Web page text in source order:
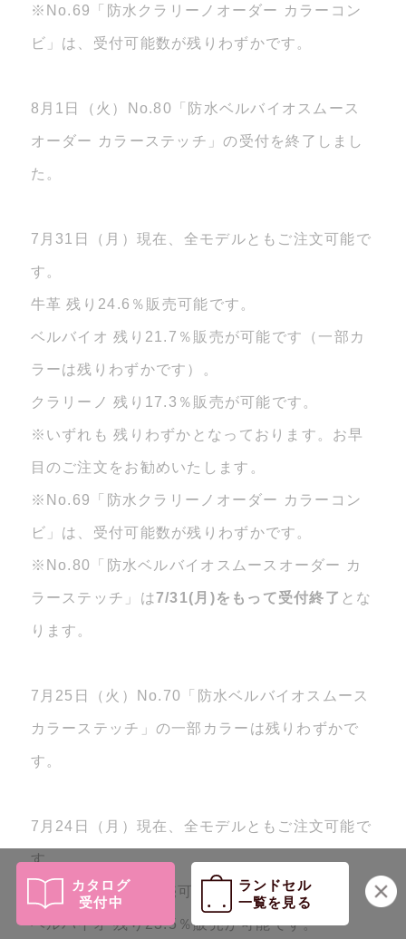
※No.69「防水クラリーノオーダー カラーコン
ビ」は、受付可能数が残りわずかです。
8月1日（火）No.80「防水ベルバイオスムース
オーダー カラーステッチ」の受付を終了しまし
た。
7月31日（月）現在、全モデルともご注文可能で
す。
牛革 残り24.6％販売可能です。
ベルバイオ 残り21.7％販売が可能です（一部カ
ラーは残りわずかです）。
クラリーノ 残り17.3％販売が可能です。
※いずれも 残りわずかとなっております。お早
目のご注文をお勧めいたします。
※No.69「防水クラリーノオーダー カラーコン
ビ」は、受付可能数が残りわずかです。
※No.80「防水ベルバイオスムースオーダー カ
ラーステッチ」は7/31(月)をもって受付終了 とな
ります。
7月25日（火）No.70「防水ベルバイオスムース
カラーステッチ」の一部カラーは残りわずかで
す。
7月24日（月）現在、全モデルともご注文可能で
す。
牛革 残り26.1％販売可能です。
ベルバイオ 残り23.5％販売が可能です。
カタログ
受付中
ランドセル
一覧を見る